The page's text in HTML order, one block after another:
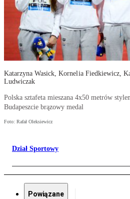
Katarzyna Wasick, Kornelia Fiedkiewicz,
Ludwiczak
Polska sztafeta mieszana 4x50 metrów
Budapeszcie brązowy medal
Foto: Rafał Oleksiewicz
Dział Sportowy
Powiązane